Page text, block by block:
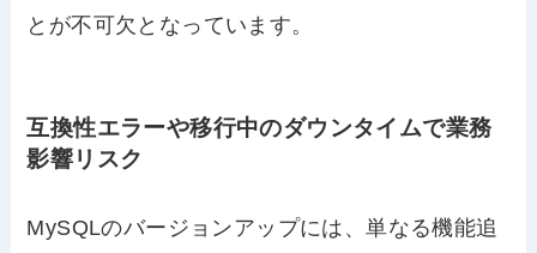
とが不可欠となっています。
互換性エラーや移行中のダウンタイムで業務
影響リスク
MySQLのバージョンアップには、単なる機能追